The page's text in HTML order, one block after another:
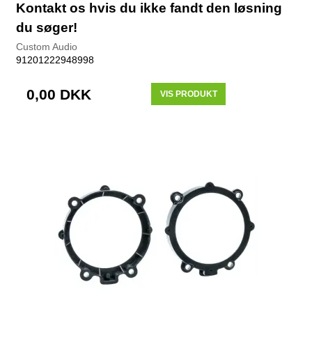
Kontakt os hvis du ikke fandt den løsning
du søger!
Custom Audio
91201222948998
0,00 DKK VIS PRODUKT